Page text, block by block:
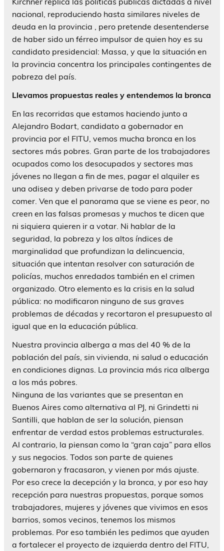
nacional, reproduciendo hasta similares niveles de
deuda en la provincia , pero pretende desentenderse
de haber sido un férreo impulsor de quien hoy es su
candidato presidencial: Massa, y que la situación en
la provincia concentra los principales contingentes de
pobreza del país.
Llevamos propuestas reales y entendemos la bronca
En las recorridas que estamos haciendo junto a
Alejandro Bodart, candidato a gobernador en
provincia por el FITU, vemos mucha bronca en los
sectores más pobres. Gran parte de los trabajadores
ocupados como los desocupados y sectores mas
jóvenes no llegan a fin de mes, pagar el alquiler es
una odisea y deben privarse de todo para poder
comer. Ven que el panorama que se viene es peor, no
creen en las falsas promesas y muchos te dicen que
ni siquiera quieren ir a votar. Ni hablar de la
seguridad, la pobreza y los altos índices de
marginalidad que profundizan la delincuencia,
situación que intentan resolver con saturación de
policías, muchos enredados también en el crimen
organizado. Otro elemento es la crisis en la salud
pública: no modificaron ninguno de sus graves
problemas de décadas y recortaron el presupuesto al
igual que en la educación pública.
Nuestra provincia alberga a mas del 40 % de la
población del país, sin vivienda, ni salud o educación
en condiciones dignas. La provincia más rica alberga
a los más pobres.
Ninguna de las variantes que se presentan en
Buenos Aires como alternativa al PJ, ni Grindetti ni
Santilli, que hablan de ser la solución, piensan
enfrentar de verdad estos problemas estructurales.
Al contrario, la piensan como la “gran caja” para ellos
y sus negocios. Todos son parte de quienes
gobernaron y fracasaron, y vienen por más ajuste.
Por eso crece la decepción y la bronca, y por eso hay
recepción para nuestras propuestas, porque somos
trabajadores, mujeres y jóvenes que vivimos en esos
barrios, somos vecinos, tenemos los mismos
problemas. Por eso también les pedimos que ayuden
a fortalecer el proyecto de izquierda dentro del FITU,